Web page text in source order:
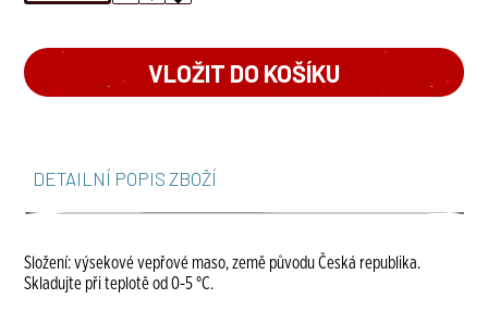
DETAILNÍ POPIS ZBOŽÍ
Složení: výsekové vepřové maso, země původu Česká republika.
Skladujte při teplotě od 0-5 °C.